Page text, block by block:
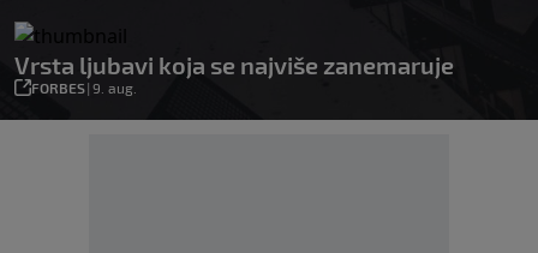
Vrsta ljubavi koja se najviše zanemaruje
FORBES| 9. aug.